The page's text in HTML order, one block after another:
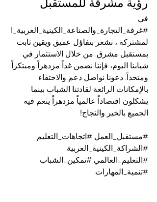
رؤية مشرقة للمستقبل
في
#غرفة_التجارة_والصناعة_الكينية_العربية_ا
لمشتركة ، نشعر بتفاؤل عميق ويقين ثابت
بمستقبل مشرق. من خلال الاستثمار في
شبابنا اليوم، فإننا نضمن غداً مزدهراً ومبتكراً
ومتحداً. دعونا نواصل دعم والاحتفاء
بالإمكانات الرائعة لقادتنا الشباب بينما
يشكلون اقتصاداً عالمياً مزدهراً ينعم فيه
الجميع بالخير والنجاح!
#مستقبل_العمل #اتجاهات_التعليم
#الشراكة_الكينية_العربية
#التعليم_العالمي #تمكين_الشباب
#تنمية_المهارات